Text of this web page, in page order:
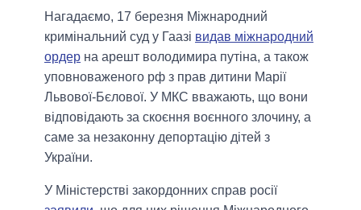
Нагадаємо, 17 березня Міжнародний
кримінальний суд у Гаазі видав міжнародний
ордер на арешт володимира путіна, а також
уповноваженого рф з прав дитини Марії
Львової-Бєлової. У МКС вважають, що вони
відповідають за скоєння воєнного злочину, а
саме за незаконну депортацію дітей з
України.
У Міністерстві закордонних справ росії